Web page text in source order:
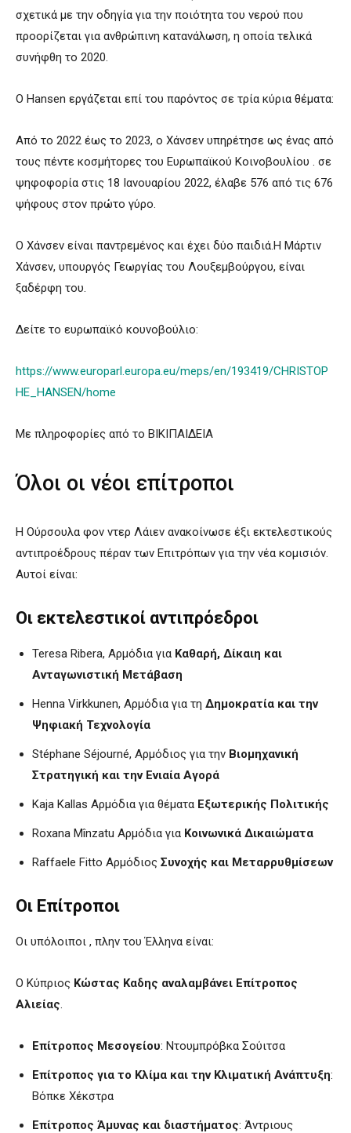
σχετικά με την οδηγία για την ποιότητα του νερού που
προορίζεται για ανθρώπινη κατανάλωση, η οποία τελικά
συνήφθη το 2020.
Ο Hansen εργάζεται επί του παρόντος σε τρία κύρια θέματα:
Από το 2022 έως το 2023, ο Χάνσεν υπηρέτησε ως ένας από
τους πέντε κοσμήτορες του Ευρωπαϊκού Κοινοβουλίου . σε
ψηφοφορία στις 18 Ιανουαρίου 2022, έλαβε 576 από τις 676
ψήφους στον πρώτο γύρο.
Ο Χάνσεν είναι παντρεμένος και έχει δύο παιδιά.Η Μάρτιν
Χάνσεν, υπουργός Γεωργίας του Λουξεμβούργου, είναι
ξαδέρφη του.
Δείτε το ευρωπαϊκό κουνοβούλιο:
https://www.europarl.europa.eu/meps/en/193419/CHRISTOP
HE_HANSEN/home
Με πληροφορίες από το ΒΙΚΙΠΑΙΔΕΙΑ
Όλοι οι νέοι επίτροποι
Η Ούρσουλα φον ντερ Λάιεν ανακοίνωσε έξι εκτελεστικούς
αντιπροέδρους πέραν των Επιτρόπων για την νέα κομισιόν.
Αυτοί είναι:
Οι εκτελεστικοί αντιπρόεδροι
Teresa Ribera, Αρμόδια για Καθαρή, Δίκαιη και
Ανταγωνιστική Μετάβαση
Henna Virkkunen, Αρμόδια για τη Δημοκρατία και την
Ψηφιακή Τεχνολογία
Stéphane Séjourné, Αρμόδιος για την Βιομηχανική
Στρατηγική και την Ενιαία Αγορά
Kaja Kallas Αρμόδια για θέματα Εξωτερικής Πολιτικής
Roxana Mînzatu Αρμόδια για Κοινωνικά Δικαιώματα
Raffaele Fitto Αρμόδιος Συνοχής και Μεταρρυθμίσεων
Οι Επίτροποι
Οι υπόλοιποι , πλην του Έλληνα είναι:
Ο Κύπριος Κώστας Καδης αναλαμβάνει Επίτροπος
Αλιείας.
Επίτροπος Μεσογείου: Ντουμπρόβκα Σούιτσα
Επίτροπος για το Κλίμα και την Κλιματική Ανάπτυξη:
Βόπκε Χέκστρα
Επίτροπος Άμυνας και διαστήματος: Άντριους